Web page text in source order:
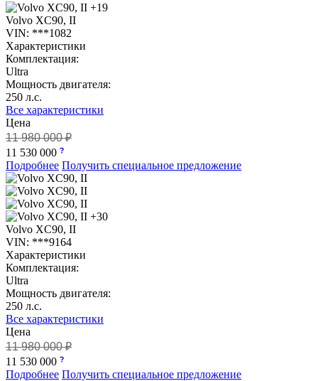
+19
Volvo XC90, II
VIN: ***1082
Характеристики
Комплектация:
Ultra
Мощность двигателя:
250 л.с.
Все характеристики
Цена
11 980 000 ₽
11 530 000
Подробнее Получить специальное предложение
+30
Volvo XC90, II
VIN: ***9164
Характеристики
Комплектация:
Ultra
Мощность двигателя:
250 л.с.
Все характеристики
Цена
11 980 000 ₽
11 530 000
Подробнее Получить специальное предложение